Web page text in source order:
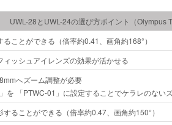
UWL-28とUWL-24の選び方ポイント（Olympus
ことができる（倍率約0.41、画角約168°）
ィッシュアイレンズの効果が活かせる
へズーム調整が必要
を 「PTWC-01」に設定することでケラレのない
ることができる（倍率約0.47、画角約150°）